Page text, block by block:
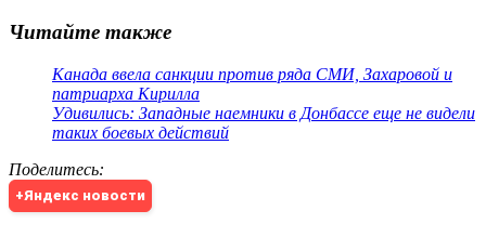
Читайте также
Канада ввела санкции против ряда СМИ, Захаровой и
патриарха Кирилла
Удивились: Западные наемники в Донбассе еще не видели
таких боевых действий
Поделитесь:
+Яндекс новости